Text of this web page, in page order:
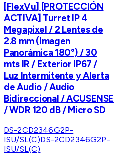
[FlexVu] [PROTECCIÓN
ACTIVA] Turret IP 4
Megapixel / 2 Lentes de
2.8 mm (Imagen
Panorámica 180°) / 30
mts IR / Exterior IP67 /
Luz Intermitente y Alerta
de Audio / Audio
Bidireccional / ACUSENSE
/ WDR 120 dB / Micro SD
DS-2CD2346G2P-
ISU/SL(C)DS-2CD2346G2P-
ISU/SL(C)